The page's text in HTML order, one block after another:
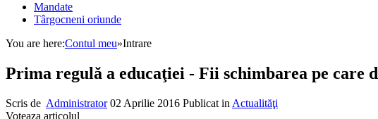
Mandate
Târgocneni oriunde
You are here:Contul meu»Intrare
Prima regulă a educaţiei - Fii schimbarea pe care
Scris de Administrator 02 Aprilie 2016 Publicat in Actualităţi
Voteaza articolul